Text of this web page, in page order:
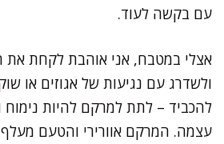
עם בקשה לעוד.
אצלי במטבח, אני אוהבת לקחת
ולשדרג עם נגיעות של אגוזים או
להכביד – לתת למרקם להיות נימוח
עצמה. המרקם אוורירי והטעם